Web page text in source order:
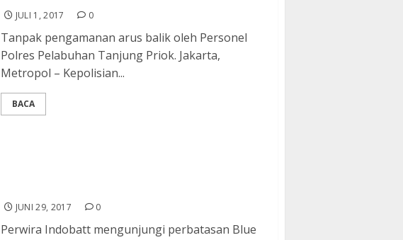
JULI 1, 2017 0
Tanpak pengamanan arus balik oleh Personel
Polres Pelabuhan Tanjung Priok. Jakarta,
Metropol – Kepolisian...
BACA
JUNI 29, 2017 0
Perwira Indobatt mengunjungi perbatasan Blue